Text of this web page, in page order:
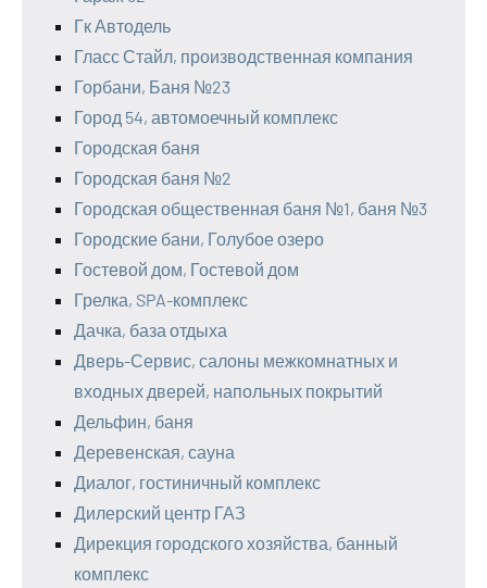
Гк Автодель
Гласс Стайл, производственная компания
Горбани, Баня №23
Город 54, автомоечный комплекс
Городская баня
Городская баня №2
Городская общественная баня №1, баня №3
Городские бани, Голубое озеро
Гостевой дом, Гостевой дом
Грелка, SPA-комплекс
Дачка, база отдыха
Дверь-Сервис, салоны межкомнатных и
входных дверей, напольных покрытий
Дельфин, баня
Деревенская, сауна
Диалог, гостиничный комплекс
Дилерский центр ГАЗ
Дирекция городского хозяйства, банный
комплекс